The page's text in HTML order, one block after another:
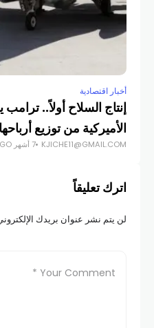
أخبار اقتصادية
إنتاج السلاح أولاً..
الأميركية من توزيع أرباحها
KJICHE11@GMAIL.COM 7 أشهر AGO
اترك تعليقاً
لن يتم نشر عنوان بريدك